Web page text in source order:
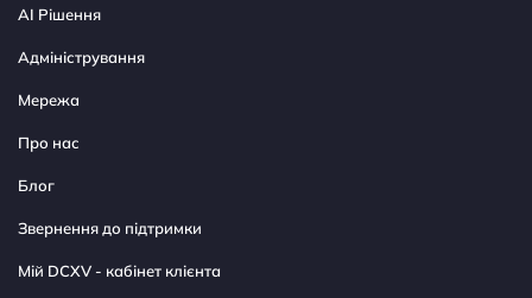
AI Рішення
Адміністрування
Мережа
Про нас
Блог
Звернення до підтримки
Мій DCXV - кабінет клієнта